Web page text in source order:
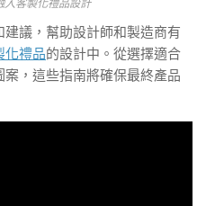
入客製化禮品設計
議，幫助設計師和製造商有
化禮品的設計中。從選擇適合
，這些指南將確保最終產品